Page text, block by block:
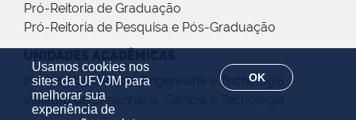
Usamos cookies nos
sites da UFVJM para
melhorar sua
experiência de
OK
Pró-Reitoria de Graduação
Pró-Reitoria de Pesquisa e Pós-Graduação
Instituto de Ciência, Engenharia e Tecnologia
Instituto de Engenharia, Ciência e Tecnologia